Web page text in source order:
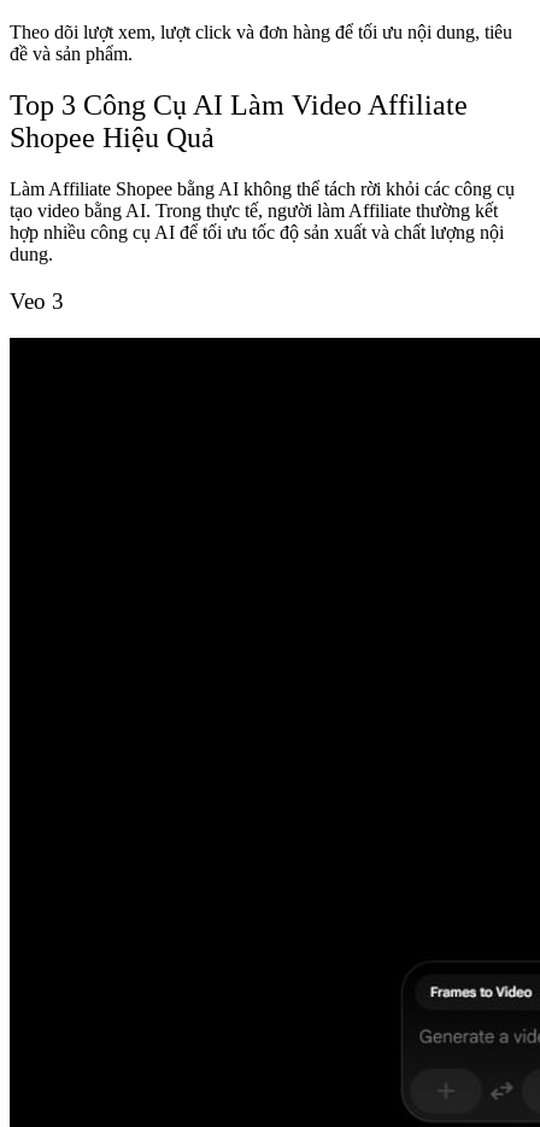
Theo dõi lượt xem, lượt click và đơn hàng để tối ưu nội dung, tiêu
đề và sản phẩm.
Top 3 Công Cụ AI Làm Video Affiliate
Shopee Hiệu Quả
Làm Affiliate Shopee bằng AI không thể tách rời khỏi các công cụ
tạo video bằng AI. Trong thực tế, người làm Affiliate thường kết
hợp nhiều công cụ AI để tối ưu tốc độ sản xuất và chất lượng nội
dung.
Veo 3